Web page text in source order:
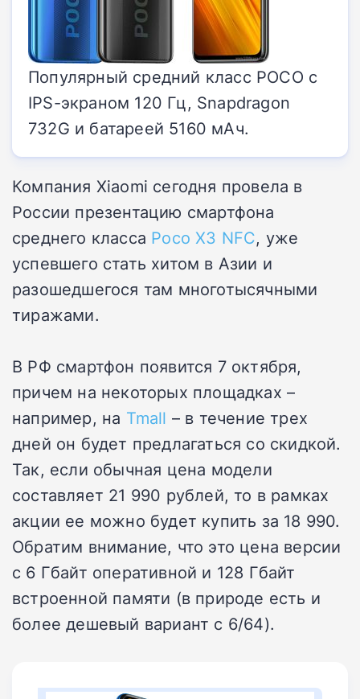
Популярный средний класс POCO с
IPS-экраном 120 Гц, Snapdragon
732G и батареей 5160 мАч.
Компания Xiaomi сегодня провела в
России презентацию смартфона
среднего класса Poco X3 NFC, уже
успевшего стать хитом в Азии и
разошедшегося там многотысячными
тиражами.
В РФ смартфон появится 7 октября,
причем на некоторых площадках –
например, на Tmall – в течение трех
дней он будет предлагаться со скидкой.
Так, если обычная цена модели
составляет 21 990 рублей, то в рамках
акции ее можно будет купить за 18 990.
Обратим внимание, что это цена версии
с 6 Гбайт оперативной и 128 Гбайт
встроенной памяти (в природе есть и
более дешевый вариант с 6/64).